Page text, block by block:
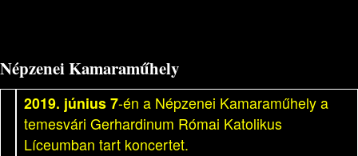
Népzenei Kamaraműhely
2019. június 7-én a Népzenei Kamaraműhely a
temesvári Gerhardinum Római Katolikus
Líceumban tart koncertet.